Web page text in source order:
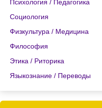
Психология / Педагогика
Социология
Физкультура / Медицина
Философия
Этика / Риторика
Языкознание / Переводы